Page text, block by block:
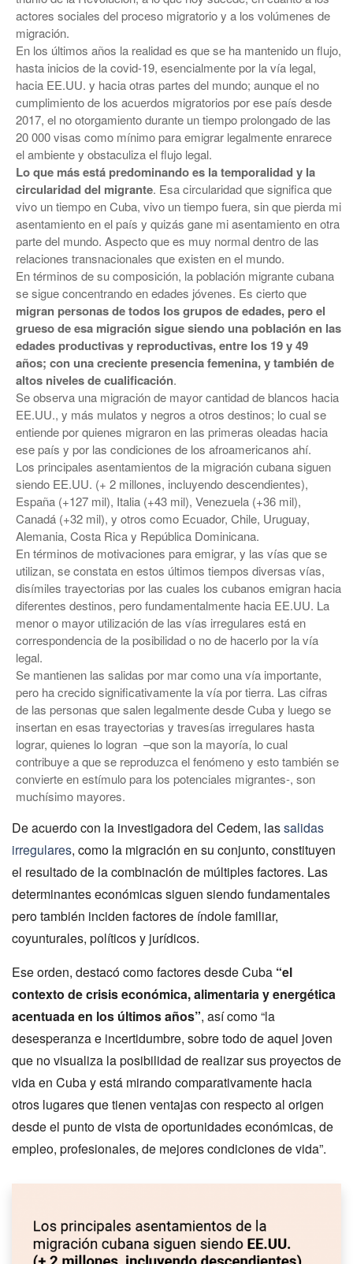
actores sociales del proceso migratorio y a los volúmenes de
migración.
En los últimos años la realidad es que se ha mantenido un flujo,
hasta inicios de la covid-19, esencialmente por la vía legal,
hacia EE.UU. y hacia otras partes del mundo; aunque el no
cumplimiento de los acuerdos migratorios por ese país desde
2017, el no otorgamiento durante un tiempo prolongado de las
20 000 visas como mínimo para emigrar legalmente enrarece
el ambiente y obstaculiza el flujo legal.
Lo que más está predominando es la temporalidad y la
circularidad del migrante. Esa circularidad que significa que
vivo un tiempo en Cuba, vivo un tiempo fuera, sin que pierda mi
asentamiento en el país y quizás gane mi asentamiento en otra
parte del mundo. Aspecto que es muy normal dentro de las
relaciones transnacionales que existen en el mundo.
En términos de su composición, la población migrante cubana
se sigue concentrando en edades jóvenes. Es cierto que
migran personas de todos los grupos de edades, pero el
grueso de esa migración sigue siendo una población en las
edades productivas y reproductivas, entre los 19 y 49
años; con una creciente presencia femenina, y también de
altos niveles de cualificación.
Se observa una migración de mayor cantidad de blancos hacia
EE.UU., y más mulatos y negros a otros destinos; lo cual se
entiende por quienes migraron en las primeras oleadas hacia
ese país y por las condiciones de los afroamericanos ahí.
Los principales asentamientos de la migración cubana siguen
siendo EE.UU. (+ 2 millones, incluyendo descendientes),
España (+127 mil), Italia (+43 mil), Venezuela (+36 mil),
Canadá (+32 mil), y otros como Ecuador, Chile, Uruguay,
Alemania, Costa Rica y República Dominicana.
En términos de motivaciones para emigrar, y las vías que se
utilizan, se constata en estos últimos tiempos diversas vías,
disímiles trayectorias por las cuales los cubanos emigran hacia
diferentes destinos, pero fundamentalmente hacia EE.UU. La
menor o mayor utilización de las vías irregulares está en
correspondencia de la posibilidad o no de hacerlo por la vía
legal.
Se mantienen las salidas por mar como una vía importante,
pero ha crecido significativamente la vía por tierra. Las cifras
de las personas que salen legalmente desde Cuba y luego se
insertan en esas trayectorias y travesías irregulares hasta
lograr, quienes lo logran –que son la mayoría, lo cual
contribuye a que se reproduzca el fenómeno y esto también se
convierte en estímulo para los potenciales migrantes-, son
muchísimo mayores.
De acuerdo con la investigadora del Cedem, lassalidas
irregulares, como la migración en su conjunto, constituyen
el resultado de la combinación de múltiples factores. Las
determinantes económicas siguen siendo fundamentales
pero también inciden factores de índole familiar,
coyunturales, políticos y jurídicos.
Ese orden, destacó como factores desde Cuba “el
contexto de crisis económica, alimentaria y energética
acentuada en los últimos años”, así como “la
desesperanza e incertidumbre, sobre todo de aquel joven
que no visualiza la posibilidad de realizar sus proyectos de
vida en Cuba y está mirando comparativamente hacia
otros lugares que tienen ventajas con respecto al origen
desde el punto de vista de oportunidades económicas, de
empleo, profesionales, de mejores condiciones de vida”.